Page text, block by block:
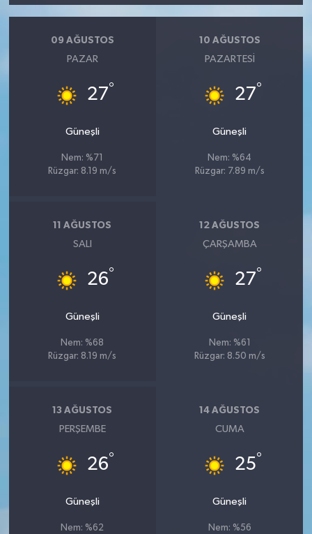
09 AĞUSTOS
PAZAR
27°
Güneşli
Nem: %71
Rüzgar: 8.19 m/s
10 AĞUSTOS
PAZARTESI
27°
Güneşli
Nem: %64
Rüzgar: 7.89 m/s
11 AĞUSTOS
SALI
26°
Güneşli
Nem: %68
Rüzgar: 8.19 m/s
12 AĞUSTOS
ÇARŞAMBA
27°
Güneşli
Nem: %61
Rüzgar: 8.50 m/s
13 AĞUSTOS
PERŞEMBE
26°
Güneşli
Nem: %62
14 AĞUSTOS
CUMA
25°
Güneşli
Nem: %56